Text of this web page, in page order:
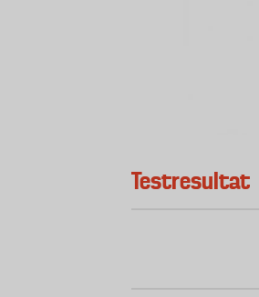
Testresultat